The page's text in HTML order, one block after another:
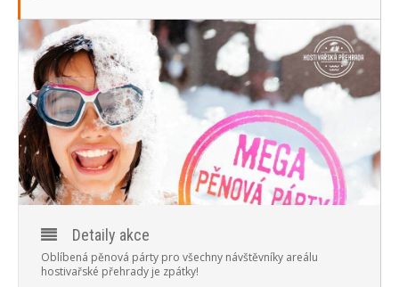
CENÍKY
GASTRO
PRO FIRMY
PROGRAM
NOVINKY
Detaily akce
Oblíbená pěnová párty pro všechny návštěvníky areálu
hostivařské přehrady je zpátky!